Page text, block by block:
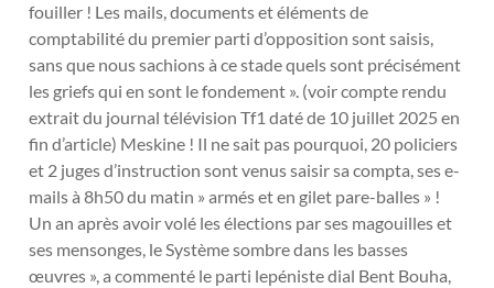
fouiller ! Les mails, documents et éléments de
comptabilité du premier parti d’opposition sont saisis,
sans que nous sachions à ce stade quels sont précisément
les griefs qui en sont le fondement ». (voir compte rendu
extrait du journal télévision Tf1 daté de 10 juillet 2025 en
fin d’article) Meskine ! Il ne sait pas pourquoi, 20 policiers
et 2 juges d’instruction sont venus saisir sa compta, ses e-
mails à 8h50 du matin » armés et en gilet pare-balles » !
Un an après avoir volé les élections par ses magouilles et
ses mensonges, le Système sombre dans les basses
œuvres », a commenté le parti lepéniste dial Bent Bouha,